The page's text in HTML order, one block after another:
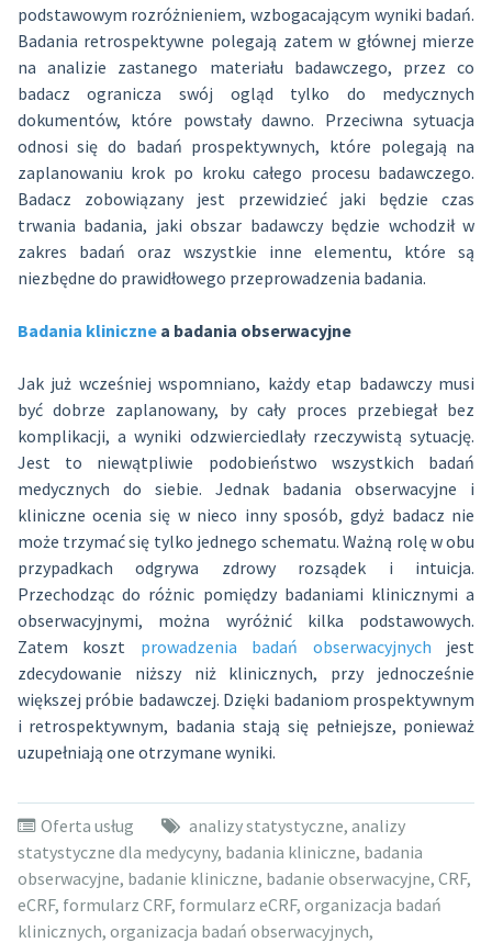
podstawowym rozróżnieniem, wzbogacającym wyniki badań.
Badania retrospektywne polegają zatem w głównej mierze
na analizie zastanego materiału badawczego, przez co
badacz ogranicza swój ogląd tylko do medycznych
dokumentów, które powstały dawno. Przeciwna sytuacja
odnosi się do badań prospektywnych, które polegają na
zaplanowaniu krok po kroku całego procesu badawczego.
Badacz zobowiązany jest przewidzieć jaki będzie czas
trwania badania, jaki obszar badawczy będzie wchodził w
zakres badań oraz wszystkie inne elementu, które są
niezbędne do prawidłowego przeprowadzenia badania.
Badania klinicznea badania obserwacyjne
Jak już wcześniej wspomniano, każdy etap badawczy musi
być dobrze zaplanowany, by cały proces przebiegał bez
komplikacji, a wyniki odzwierciedlały rzeczywistą sytuację.
Jest to niewątpliwie podobieństwo wszystkich badań
medycznych do siebie. Jednak badania obserwacyjne i
kliniczne ocenia się w nieco inny sposób, gdyż badacz nie
może trzymać się tylko jednego schematu. Ważną rolę w obu
przypadkach odgrywa zdrowy rozsądek i intuicja.
Przechodząc do różnic pomiędzy badaniami klinicznymi a
obserwacyjnymi, można wyróżnić kilka podstawowych.
Zatem koszt prowadzenia badań obserwacyjnych jest
zdecydowanie niższy niż klinicznych, przy jednocześnie
większej próbie badawczej. Dzięki badaniom prospektywnym
i retrospektywnym, badania stają się pełniejsze, ponieważ
uzupełniają one otrzymane wyniki.
Oferta usług analizy statystyczne, analizy
statystyczne dla medycyny, badania kliniczne, badania
obserwacyjne, badanie kliniczne, badanie obserwacyjne, CRF,
eCRF, formularz CRF, formularz eCRF, organizacja badań
klinicznych, organizacja badań obserwacyjnych,